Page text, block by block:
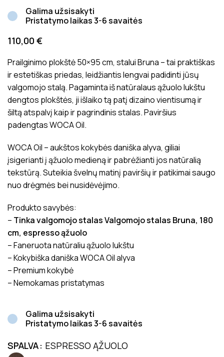
Galima užsisakyti
Pristatymo laikas 3-6 savaitės
110,00 €
Prailginimo plokštė 50×95 cm, stalui Bruna – tai praktiškas
ir estetiškas priedas, leidžiantis lengvai padidinti jūsų
valgomojo stalą. Pagaminta iš natūralaus ąžuolo lukštu
dengtos plokštės, ji išlaiko tą patį dizaino vientisumą ir
šiltą atspalvį kaip ir pagrindinis stalas. Paviršius
padengtas WOCA Oil.
WOCA Oil – aukštos kokybės daniška alyva, giliai
įsigerianti į ąžuolo medieną ir pabrėžianti jos natūralią
tekstūrą. Suteikia švelnų matinį paviršių ir patikimai saugo
nuo drėgmės bei nusidėvėjimo.
Produkto savybės:
– Tinka valgomojo stalas Valgomojo stalas Bruna, 180
cm, espresso ąžuolo
– Faneruota natūraliu ąžuolo lukštu
– Kokybiška daniška WOCA Oil alyva
– Premium kokybė
– Nemokamas pristatymas
Galima užsisakyti
Pristatymo laikas 3-6 savaitės
SPALVA ESPRESSO ĄŽUOLO